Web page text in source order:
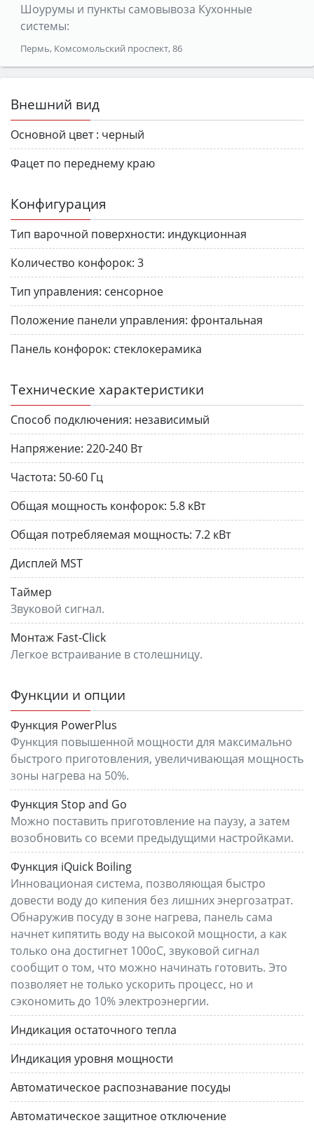
Шоурумы и пункты самовывоза Кухонные
системы:
Пермь, Комсомольский проспект, 86
Внешний вид
Основной цвет : черный
Фацет по переднему краю
Конфигурация
Тип варочной поверхности: индукционная
Количество конфорок: 3
Тип управления: сенсорное
Положение панели управления: фронтальная
Панель конфорок: стеклокерамика
Технические характеристики
Способ подключения: независимый
Напряжение: 220-240 Вт
Частота: 50-60 Гц
Общая мощность конфорок: 5.8 кВт
Общая потребляемая мощность: 7.2 кВт
Дисплей MST
Таймер
Звуковой сигнал.
Монтаж Fast-Click
Легкое встраивание в столешницу.
Функции и опции
Функция PowerPlus
Функция повышенной мощности для максимально
быстрого приготовления, увеличивающая мощность
зоны нагрева на 50%.
Функция Stop and Go
Можно поставить приготовление на паузу, а затем
возобновить со всеми предыдущими настройками.
Функция iQuick Boiling
Инновационая система, позволяющая быстро
довести воду до кипения без лишних энергозатрат.
Обнаружив посуду в зоне нагрева, панель сама
начнет кипятить воду на высокой мощности, а как
только она достигнет 100оС, звуковой сигнал
сообщит о том, что можно начинать готовить. Это
позволяет не только ускорить процесс, но и
сэкономить до 10% электроэнергии.
Индикация остаточного тепла
Индикация уровня мощности
Автоматическое распознавание посуды
Автоматическое защитное отключение